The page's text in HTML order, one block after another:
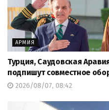
АРМИЯ
Турция, Саудовская
подпишут совместное
2026/08/07, 08:42